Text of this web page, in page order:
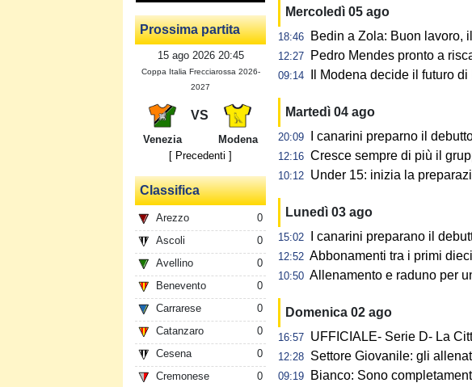
Prossima partita
15 ago 2026 20:45
Coppa Italia Frecciarossa 2026-
2027
VS
Venezia
Modena
[ Precedenti ]
Classifica
Arezzo
0
Ascoli
0
Avellino
0
Benevento
0
Carrarese
0
Catanzaro
0
Cesena
0
Cremonese
0
Mercoledì 05 ago
18:46 Bedin a Zola: Buon lavoro,
12:27 Pedro Mendes pronto a
09:14 Il Modena decide il futuro
Martedì 04 ago
20:09 I canarini preparno il
12:16 Cresce sempre di più il
10:12 Under 15: inizia la
Lunedì 03 ago
15:02 I canarini preparano il
12:52 Abbonamenti tra i primi
10:50 Allenamento e raduno per
Domenica 02 ago
16:57 UFFICIALE- Serie D- La
12:28 Settore Giovanile: gli
09:19 Bianco: Sono